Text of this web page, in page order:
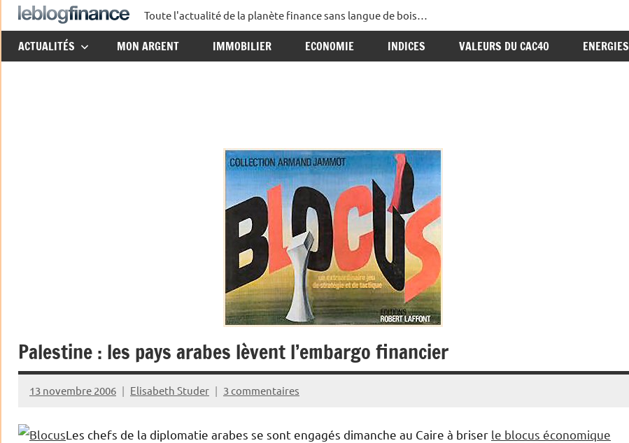
Aller
au
contenu
Le
Blog
Toute l'actualité de la planète finance sans langue de bois…
ACTUALITÉS MON ARGENT IMMOBILIER ECONOMIE INDICES VALEURS DU CAC40 ENERGIES
Palestine : les pays arabes lèvent l’embargo financier
13 novembre 2006 Elisabeth Studer 3 commentaires
Les chefs de la diplomatie arabes se sont engagés dimanche au Caire à briser le blocus économique